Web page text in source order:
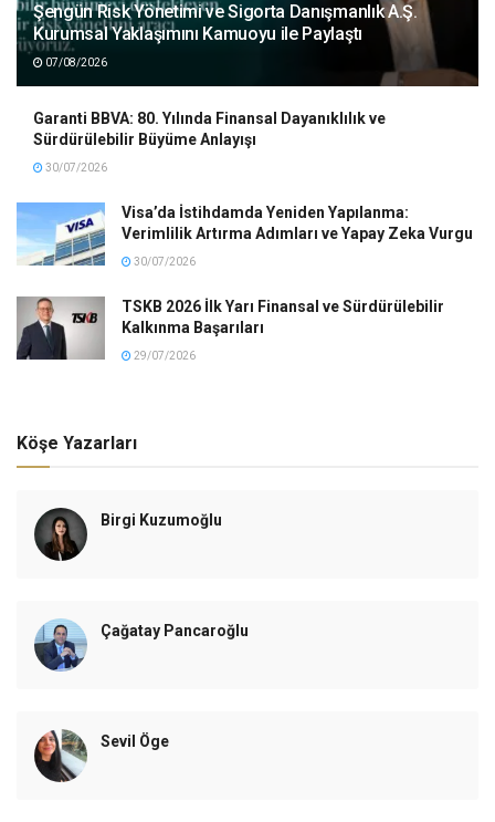
Şengün Risk Yönetimi ve Sigorta Danışmanlık A.Ş.
Kurumsal Yaklaşımını Kamuoyu ile Paylaştı
07/08/2026
Garanti BBVA: 80. Yılında Finansal Dayanıklılık ve
Sürdürülebilir Büyüme Anlayışı
30/07/2026
Visa’da İstihdamda Yeniden Yapılanma:
Verimlilik Artırma Adımları ve Yapay Zeka Vurgu
30/07/2026
TSKB 2026 İlk Yarı Finansal ve Sürdürülebilir
Kalkınma Başarıları
29/07/2026
Köşe Yazarları
Birgi Kuzumoğlu
Çağatay Pancaroğlu
Sevil Öge